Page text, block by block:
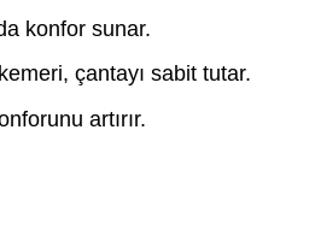
konfor sunar.
çantayı sabit tutar.
artırır.